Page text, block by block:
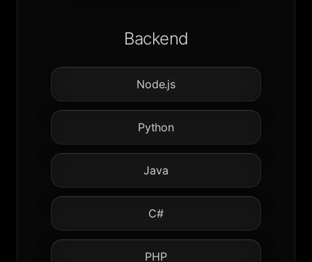
Backend
Node.js
Python
Java
C#
PHP